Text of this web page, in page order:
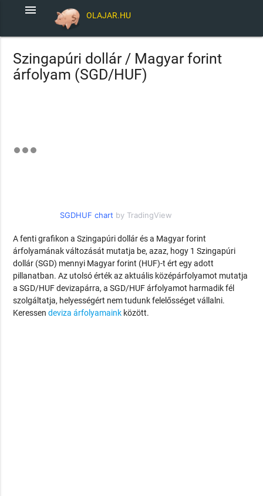
OLAJAR.HU
menu
Szingapúri dollár / Magyar forint
árfolyam (SGD/HUF)
SGDHUF chart by TradingView
A fenti grafikon a Szingapúri dollár és a Magyar forint
árfolyamának változását mutatja be, azaz, hogy 1 Szingapúri
dollár (SGD) mennyi Magyar forint (HUF)-t ért egy adott
pillanatban. Az utolsó érték az aktuális középárfolyamot mutatja
a SGD/HUF devizapárra, a SGD/HUF árfolyamot harmadik fél
szolgáltatja, helyességért nem tudunk felelősséget vállalni.
Keressendeviza árfolyamaink között.